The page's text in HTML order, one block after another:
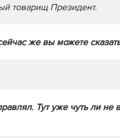
товарищ Президент.
же вы можете
Тут уже чуть ли не